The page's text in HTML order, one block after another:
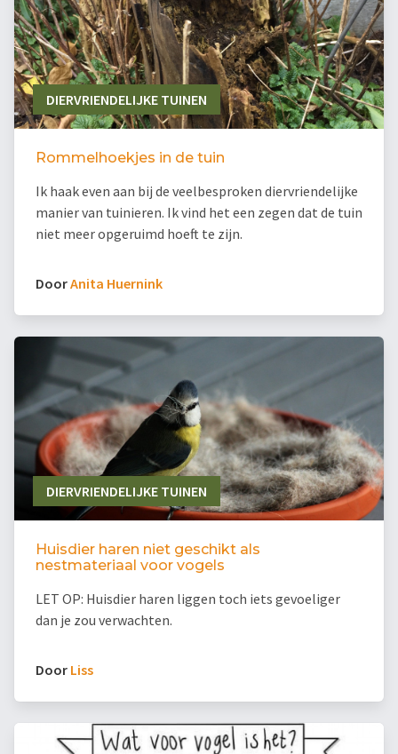
DIERVRIENDELIJKE TUINEN
Rommelhoekjes in de tuin
Ik haak even aan bij de veelbesproken diervriendelijke
manier van tuinieren. Ik vind het een zegen dat de tuin
niet meer opgeruimd hoeft te zijn.
DoorAnita Huernink
DIERVRIENDELIJKE TUINEN
Huisdier haren niet geschikt als
nestmateriaal voor vogels
LET OP: Huisdier haren liggen toch iets gevoeliger
dan je zou verwachten.
Door Liss